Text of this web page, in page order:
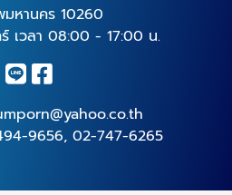
มหานคร 10260
เวลา 08:00 - 17:00 น.
9656, 02-747-6265